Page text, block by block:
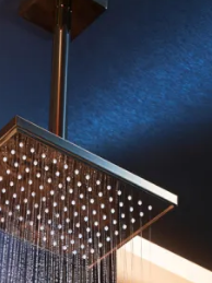
Верхній душ Axor 300 1jet
P з тримачем, Chrome
(35300000)
Виробник:
AXOR